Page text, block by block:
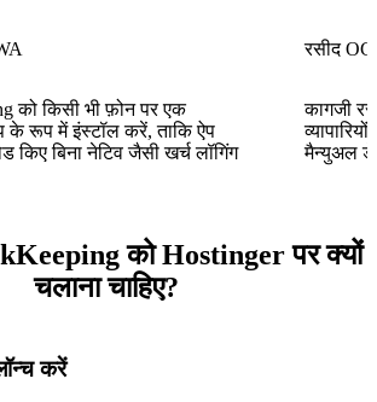
को किसी भी फ़ोन पर एक
के रूप में इंस्टॉल करें, ताकि ऐप
किए बिना नेटिव जैसी खर्च लॉगिंग
रसीद
कागजी
मैन्युअल
को Hostinger पर क्यों
चलाना चाहिए?
करें